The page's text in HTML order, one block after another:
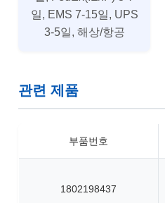
일, EMS 7-15일, UPS
3-5일, 해상/항공
관련 제품
부품번호
1802198437